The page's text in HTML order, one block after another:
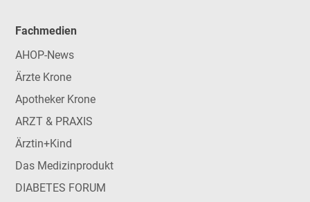
Fachmedien
AHOP-News
Ärzte Krone
Apotheker Krone
ARZT & PRAXIS
Ärztin+Kind
Das Medizinprodukt
DIABETES FORUM